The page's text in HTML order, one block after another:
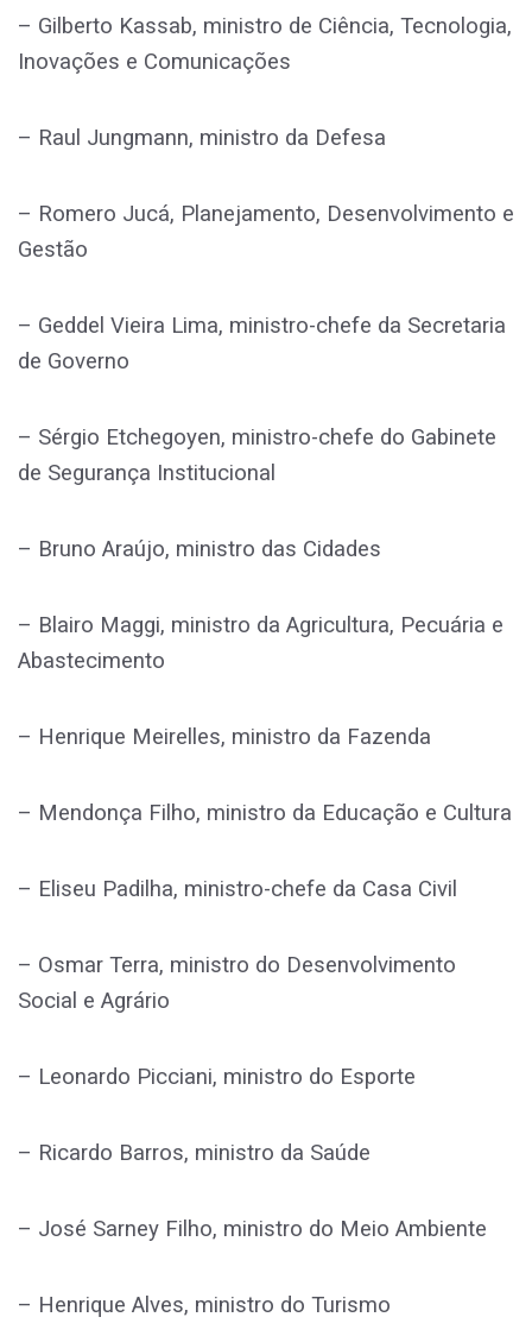
– Gilberto Kassab, ministro de Ciência, Tecnologia,
Inovações e Comunicações
– Raul Jungmann, ministro da Defesa
– Romero Jucá, Planejamento, Desenvolvimento e
Gestão
– Geddel Vieira Lima, ministro-chefe da Secretaria
de Governo
– Sérgio Etchegoyen, ministro-chefe do Gabinete
de Segurança Institucional
– Bruno Araújo, ministro das Cidades
– Blairo Maggi, ministro da Agricultura, Pecuária e
Abastecimento
– Henrique Meirelles, ministro da Fazenda
– Mendonça Filho, ministro da Educação e Cultura
– Eliseu Padilha, ministro-chefe da Casa Civil
– Osmar Terra, ministro do Desenvolvimento
Social e Agrário
– Leonardo Picciani, ministro do Esporte
– Ricardo Barros, ministro da Saúde
– José Sarney Filho, ministro do Meio Ambiente
– Henrique Alves, ministro do Turismo